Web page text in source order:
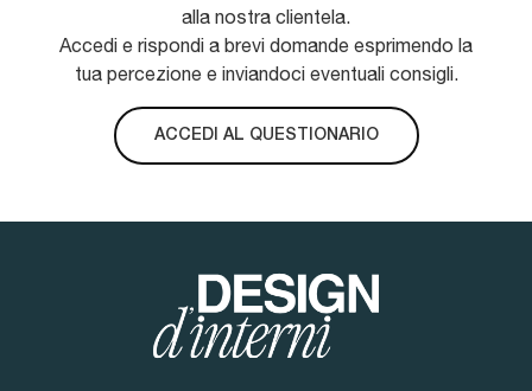
alla nostra clientela.
Accedi e rispondi a brevi domande esprimendo la
tua percezione e inviandoci eventuali consigli.
ACCEDI AL QUESTIONARIO